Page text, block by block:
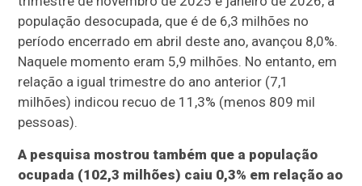
população desocupada, que é de 6,3 milhões no
período encerrado em abril deste ano, avançou 8,0%.
Naquele momento eram 5,9 milhões. No entanto, em
relação a igual trimestre do ano anterior (7,1
milhões) indicou recuo de 11,3% (menos 809 mil
pessoas).
A pesquisa mostrou também que a população
ocupada (102,3 milhões) caiu 0,3% em relação ao